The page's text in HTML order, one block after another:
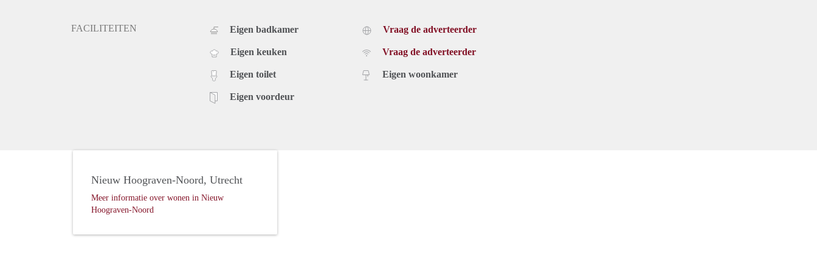
FACILITEITEN Eigen badkamer
Eigen keuken
Eigen toilet
Eigen voordeur
Vraag de adverteerder
Vraag de adverteerder
Eigen woonkamer
Nieuw Hoograven-Noord, Utrecht
Meer informatie over wonen in Nieuw
Hoograven-Noord